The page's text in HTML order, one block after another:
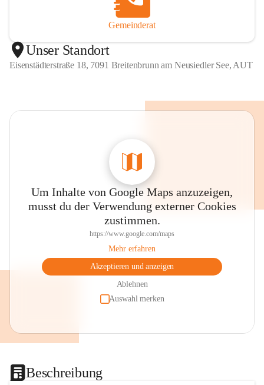
Gemeinderat
Unser Standort
Eisenstädterstraße 18, 7091 Breitenbrunn am Neusiedler See, AUT
Um Inhalte von Google Maps anzuzeigen,
musst du der Verwendung externer Cookies
zustimmen.
https://www.google.com/maps
Mehr erfahren
Akzeptieren und anzeigen
Ablehnen
Auswahl merken
Beschreibung